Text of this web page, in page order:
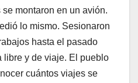
montaron en un avión.
lo mismo. Sesionaron
hasta el pasado
libre y de viaje. El pueblo
cuántos viajes se